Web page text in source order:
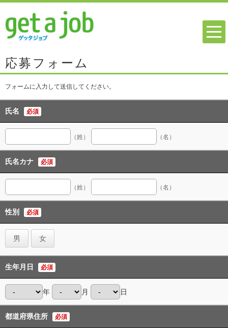
応募フォーム
フォームに入力して送信してください。
氏名 必須
（姓） （名）
氏名カナ 必須
（姓） （名）
性別 必須
男 女
生年月日 必須
年 月 日
都道府県住所 必須